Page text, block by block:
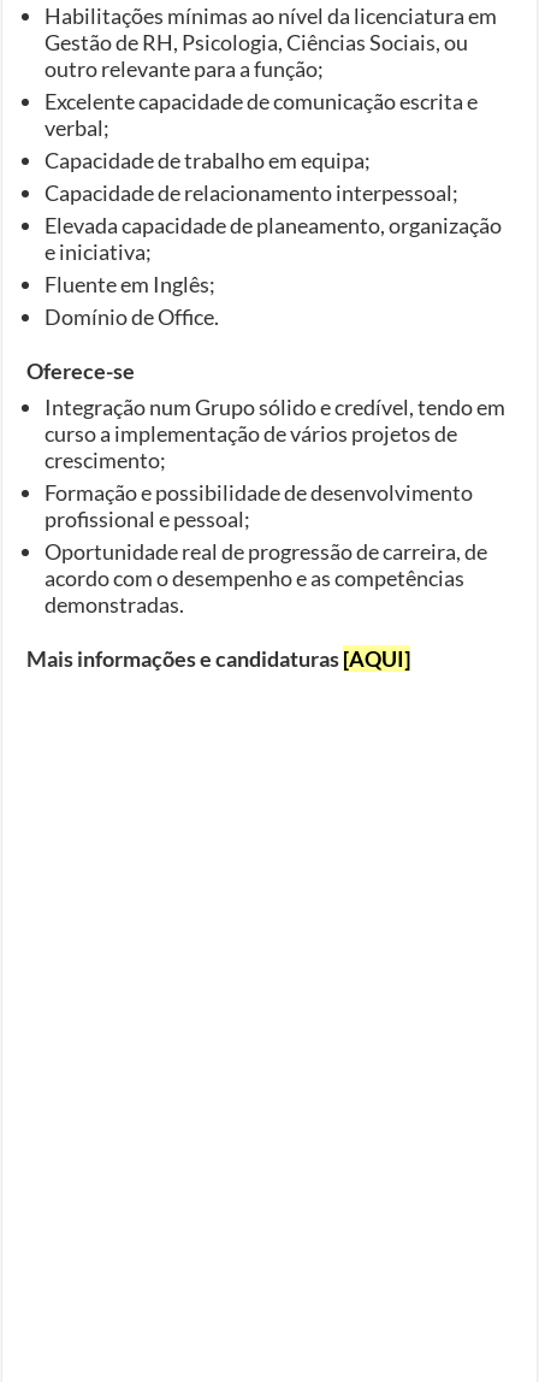
Habilitações mínimas ao nível da licenciatura em
Gestão de RH, Psicologia, Ciências Sociais, ou
outro relevante para a função;
Excelente capacidade de comunicação escrita e
verbal;
Capacidade de trabalho em equipa;
Capacidade de relacionamento interpessoal;
Elevada capacidade de planeamento, organização
e iniciativa;
Fluente em Inglês;
Domínio de Office.
Oferece-se
Integração num Grupo sólido e credível, tendo em
curso a implementação de vários projetos de
crescimento;
Formação e possibilidade de desenvolvimento
profissional e pessoal;
Oportunidade real de progressão de carreira, de
acordo com o desempenho e as competências
demonstradas.
Mais informações e candidaturas[AQUI]